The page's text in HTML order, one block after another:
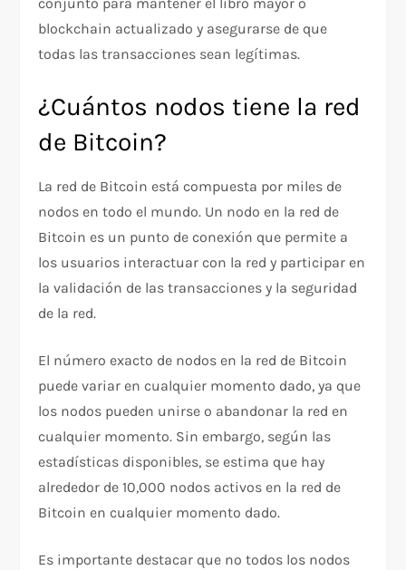
blockchain actualizado y asegurarse de que
todas las transacciones sean legítimas.
¿Cuántos nodos tiene la red
de Bitcoin?
La red de Bitcoin está compuesta por miles de
nodos en todo el mundo. Un nodo en la red de
Bitcoin es un punto de conexión que permite a
los usuarios interactuar con la red y participar en
la validación de las transacciones y la seguridad
de la red.
El número exacto de nodos en la red de Bitcoin
puede variar en cualquier momento dado, ya que
los nodos pueden unirse o abandonar la red en
cualquier momento. Sin embargo, según las
estadísticas disponibles, se estima que hay
alrededor de 10,000 nodos activos en la red de
Bitcoin en cualquier momento dado.
Es importante destacar que no todos los nodos